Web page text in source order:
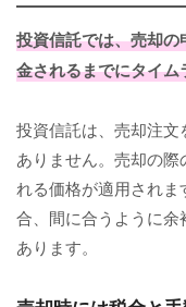
投資信託では、売却
金されるまでにタイ
投資信託は、売却注
ありません。売却の
れる価格が適用され
合、間に合うように
あります。